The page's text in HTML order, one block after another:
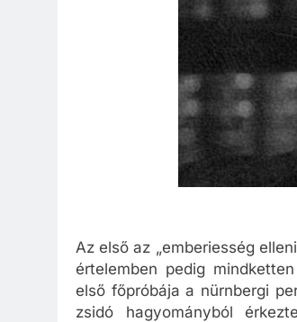
Az első az „emberiesség
értelemben pedig
első főpróbája a nürnbergi
zsidó hagyományból